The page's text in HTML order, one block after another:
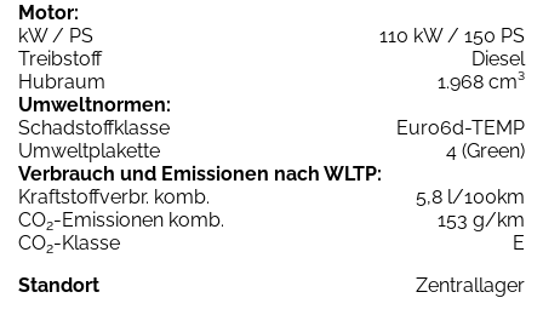
Motor:
kW / PS
110 kW / 150 PS
Treibstoff
Diesel
Hubraum
1.968 cm³
Umweltnormen:
Schadstoffklasse
Euro6d-TEMP
Umweltplakette
4 (Green)
Verbrauch und Emissionen nach WLTP:
Kraftstoffverbr. komb.
5,8 l/100km
CO2-Emissionen komb.
153 g/km
CO2-Klasse
E
Standort
Zentrallager